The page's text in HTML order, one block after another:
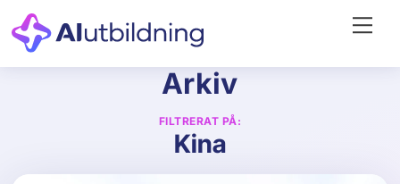
Skip
to
content
Arkiv
FILTRERAT PÅ:
Kina